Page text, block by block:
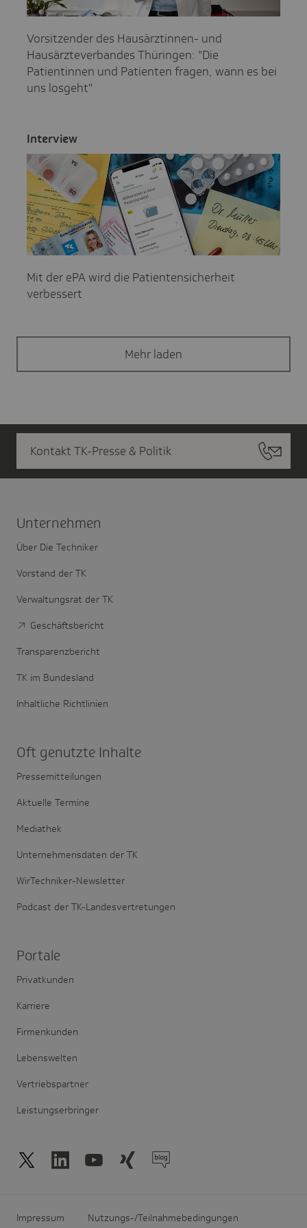
Vorsitzender des Hausärztinnen- und
Hausärzteverbandes Thüringen: "Die
Patientinnen und Patienten fragen, wann es bei
uns losgeht"
Inter­view
Mit der ePA wird die Patientensicherheit
verbessert
Mehr laden
Kontakt TK-Presse & Politik
Unter­nehmen
Über Die Techniker
Vorstand der TK
Verwaltungsrat der TK
Geschäftsbericht
Transparenzbericht
TK im Bundesland
Inhaltliche Richtlinien
Oft genutzte Inhalte
Pressemitteilungen
Aktuelle Termine
Mediathek
Unternehmensdaten der TK
WirTechniker-Newsletter
Podcast der TK-Landesvertretungen
Portale
Privatkunden
Karriere
Firmenkunden
Lebenswelten
Vertriebspartner
Leistungserbringer
Impressum Nutzungs-/Teilnahmebedingungen